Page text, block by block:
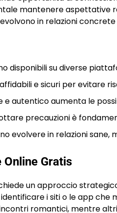
mantenere aspettative
in relazioni
disponibili su diverse
e sicuri per evitare
autentico aumenta le
precauzioni è
evolvere in relazioni
Online Gratis
un approccio
i siti o le app
romantici, mentre